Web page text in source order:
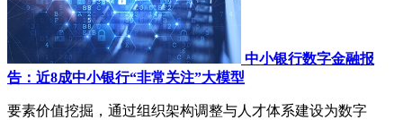
中小银行数字金融报
告：近8成中小银行“非常关注”大模型
要素价值挖掘，通过组织架构调整与人才体系建设为数字